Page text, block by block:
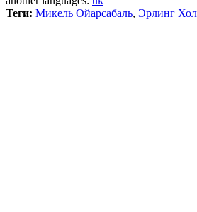
Теги: Микель Ойарсабаль, Эрлинг